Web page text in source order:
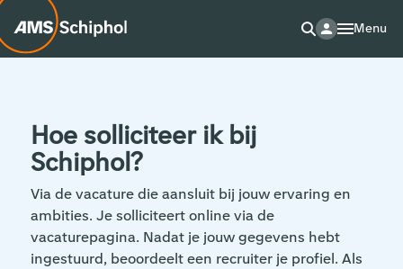
Menu
Hoe solliciteer ik bij
Schiphol?
Via de vacature die aansluit bij jouw ervaring en
ambities. Je solliciteert online via de
vacaturepagina. Nadat je jouw gegevens hebt
ingestuurd, beoordeelt een recruiter je profiel. Als